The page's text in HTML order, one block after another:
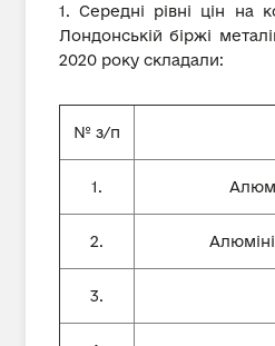
1. Середні рівні цін на
Лондонській біржі
2020 року складали:
№ з/п
1.
2.
3.